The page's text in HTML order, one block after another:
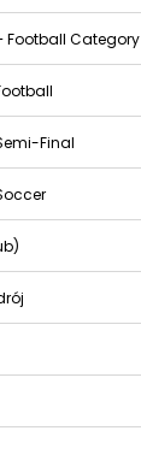
Football Category
Final